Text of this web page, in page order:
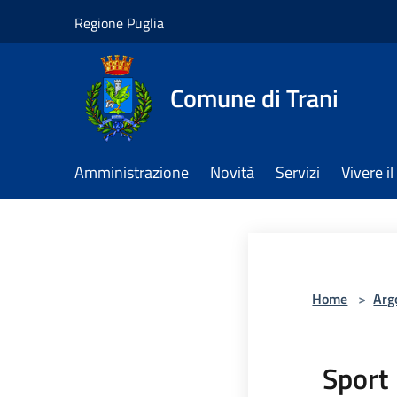
Regione Puglia
Comune di Trani
Amministrazione Novità Servizi Vivere
Home >
Sport